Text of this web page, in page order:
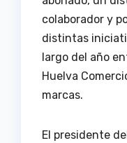
colaborador y
distintas
largo del año
Huelva
marcas.
El presidente